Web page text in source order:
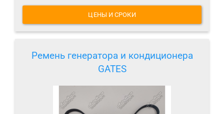
ЦЕНЫ И СРОКИ
Ремень генератора и кондиционера
GATES